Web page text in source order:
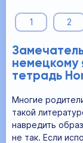
1 2
немецкому
тетрадь
Многие
такой
навредить
не так. Если